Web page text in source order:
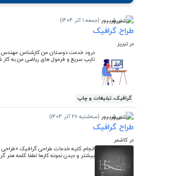
در شیپور (جمعه 1 آذر 1404)
طراح گرافیک
در تبریز
تایپ سریع و فرمول های ریاضی من به
گرافیک، تبلیغات و چاپ
در شیپور (سه‌شنبه 26 آذر 1404)
طراح گرافیک
در کاشمر
انجام کلیه خدمات طراحی گرافیک
بیشتر و دیدن نمونه کارها لطفا کلمه هنر